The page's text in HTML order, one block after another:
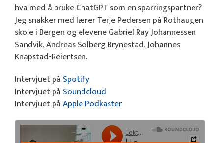
hva med å bruke ChatGPT som en sparringspartner?
Jeg snakker med lærer Terje Pedersen på Rothaugen
skole i Bergen og elevene Gabriel Ray Johannessen
Sandvik, Andreas Solberg Brynestad, Johannes
Knapstad-Reiertsen.
Intervjuet på Spotify
Intervjuet på Soundcloud
Intervjuet påApple Podkaster